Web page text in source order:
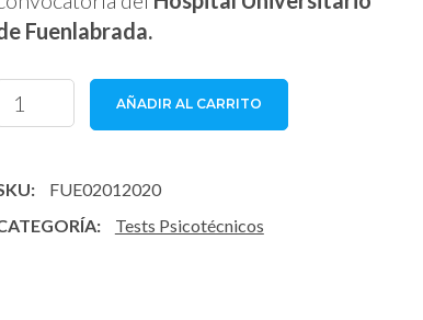
Fuenlabrada.
Tests
AÑADIR AL CARRITO
FUE02012020
Tests Psicotécnicos